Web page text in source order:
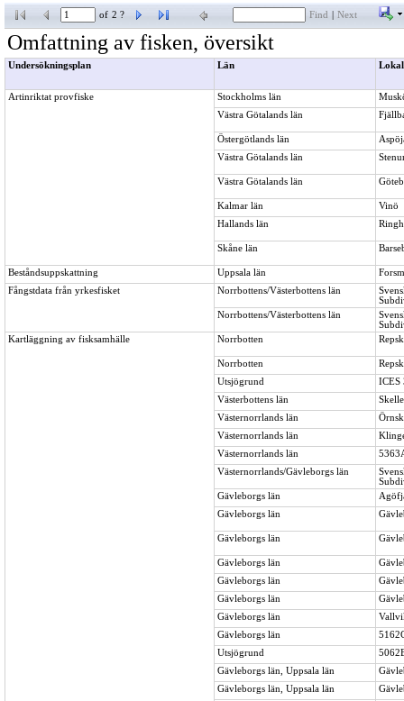
of 2 ? Find Next
Omfattning av fisken, översikt
Undersökningsplan Län Lokal
Artinriktat provfiske Stockholms län
Västra Götalands län
Östergötlands län
Västra Götalands län
Västra Götalands län
Kalmar län
Vinö
Hallands län
Skåne län
Beståndsuppskattning Uppsala län
Fångstdata från yrkesfisket
Norrbottens/Västerbottens län
Norrbottens/Västerbottens län
Kartläggning av fisksamhälle
Norrbotten
Norrbotten
Utsjögrund
ICES
Västerbottens län
Västernorrlands län
Västernorrlands län
Västernorrlands län
Västernorrlands/Gävleborgs län
Gävleborgs län
Gävleborgs län
Gävleborgs län
Gävleborgs län
Gävleborgs län
Gävleborgs län
Gävleborgs län
Gävleborgs län
Utsjögrund
Gävleborgs län, Uppsala län
Gävleborgs län, Uppsala län